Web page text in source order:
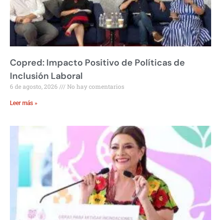
Copred: Impacto Positivo de Políticas de
Inclusión Laboral
6 de agosto, 2026 No hay comentarios
Leer más »